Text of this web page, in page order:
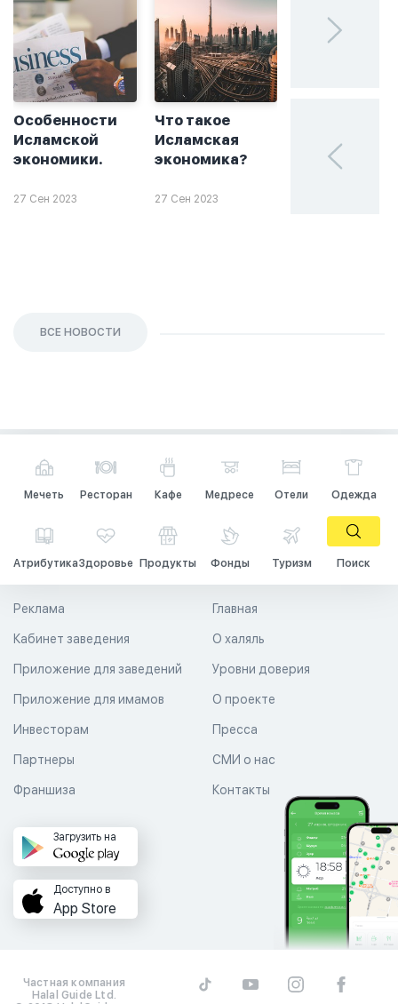
Особенности
Исламской
экономики.
27 Сен 2023
Что такое
Исламская
экономика?
27 Сен 2023
халяльное
ВСЕ НОВОСТИ
Мечеть Ресторан Кафе Медресе Отели Одежда
АтрибутикаЗдоровье Продукты Фонды Туризм Поиск
Главная
О халяль
Уровни доверия
Реклама
Кабинет заведения
Приложение для заведений
Приложение для имамов О проекте
Пресса
СМИ о нас
Контакты
Инвесторам
Партнеры
Франшиза
Загрузить на
Доступно в
App Store
Частная компания
Halal Guide Ltd.